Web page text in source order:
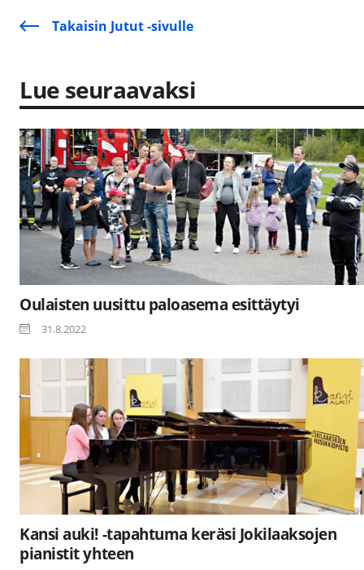
Takaisin Jutut -sivulle
Lue seuraavaksi
Oulaisten uusittu paloasema esittäytyi
31.8.2022
Kansi auki! -tapahtuma keräsi Jokilaaksojen
pianistit yhteen